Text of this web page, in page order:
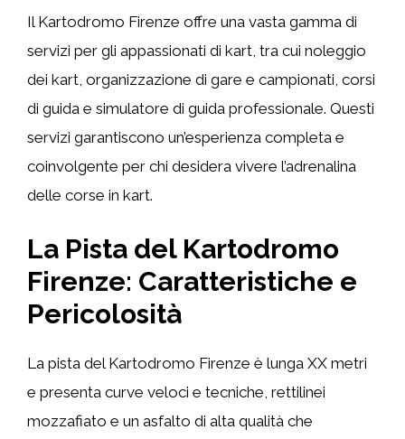
Il Kartodromo Firenze offre una vasta gamma di
servizi per gli appassionati di kart, tra cui noleggio
dei kart, organizzazione di gare e campionati, corsi
di guida e simulatore di guida professionale. Questi
servizi garantiscono un’esperienza completa e
coinvolgente per chi desidera vivere l’adrenalina
delle corse in kart.
La Pista del Kartodromo
Firenze: Caratteristiche e
Pericolosità
La pista del Kartodromo Firenze è lunga XX metri
e presenta curve veloci e tecniche, rettilinei
mozzafiato e un asfalto di alta qualità che